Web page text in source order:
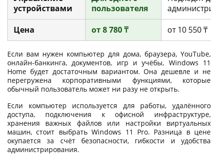
устройствами
пользователя
Цена
от 8 780 ₸ от 10 550 ₸
Если вам нужен компьютер для дома, браузера, YouTube,
онлайн-банкинга, документов, игр и учёбы, Windows 11
Home будет достаточным вариантом. Она дешевле и не
перегружена корпоративными функциями, которые
обычный пользователь может ни разу не открыть.
Если компьютер используется для работы, удалённого
доступа, подключения к офисной инфраструктуре,
хранения важных файлов или настройки виртуальных
машин, стоит выбрать Windows 11 Pro. Разница в цене
окупается за счёт безопасности, гибкости и удобства
администрирования.